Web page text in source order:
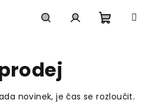
novinek, je čas se rozloučit.